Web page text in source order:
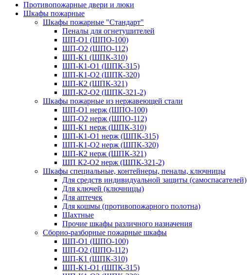
Противопожарные двери и люки
Шкафы пожарные
Шкафы пожарные "Стандарт"
Пеналы для огнетушителей
ШП-О1 (ШПО-100)
ШП-О2 (ШПО-112)
ШП-К1 (ШПК-310)
ШП-К1-О1 (ШПК-315)
ШП-К1-О2 (ШПК-320)
ШП-К2 (ШПК-321)
ШП-К2-О2 (ШПК-321-2)
Шкафы пожарные из нержавеющей стали
ШП-О1 нерж (ШПО-100)
ШП-О2 нерж (ШПО-112)
ШП-К1 нерж (ШПК-310)
ШП-К1-О1 нерж (ШПК-315)
ШП-К1-О2 нерж (ШПК-320)
ШП-К2 нерж (ШПК-321)
ШП К2-О2 нерж (ШПК-321-2)
Шкафы специальные, контейнеры, пеналы, ключницы
Для средств индивидуальной защиты (самоспасателей)
Для ключей (ключницы)
Для аптечек
Для кошмы (противопожарного полотна)
Шахтные
Прочие шкафы различного назначения
Сборно-разборные пожарные шкафы
ШП-О1 (ШПО-100)
ШП-О2 (ШПО-112)
ШП-К1 (ШПК-310)
ШП-К1-О1 (ШПК-315)